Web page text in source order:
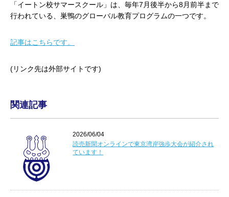
「イートン校サマースクール」は、毎年7月後半から8月前半まで
行われている、巣鴨のグローバル教育プログラムの一つです。
記事はこちらです。
(リンク先は外部サイトです)
関連記事
2026/06/04
読売新聞オンラインで東京湾岸強歩大会が紹介され
ています！